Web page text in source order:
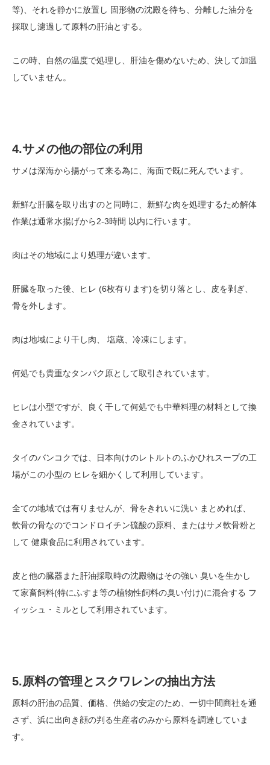
等)、それを静かに放置し 固形物の沈殿を待ち、分離した油分を
採取し濾過して原料の肝油とする。
この時、自然の温度で処理し、肝油を傷めないため、決して加温
していません。
4.サメの他の部位の利用
サメは深海から揚がって来る為に、海面で既に死んでいます。
新鮮な肝臓を取り出すのと同時に、新鮮な肉を処理するため解体
作業は通常水揚げから2-3時間 以内に行います。
肉はその地域により処理が違います。
肝臓を取った後、ヒレ (6枚有ります)を切り落とし、皮を剥ぎ、
骨を外します。
肉は地域により干し肉、 塩蔵、冷凍にします。
何処でも貴重なタンパク原として取引されています。
ヒレは小型ですが、良く干して何処でも中華料理の材料として換
金されています。
タイのバンコクでは、日本向けのレトルトのふかひれスープの工
場がこの小型の ヒレを細かくして利用しています。
全ての地域では有りませんが、骨をきれいに洗い まとめれば、
軟骨の骨なのでコンドロイチン硫酸の原料、またはサメ軟骨粉と
して 健康食品に利用されています。
皮と他の臓器また肝油採取時の沈殿物はその強い 臭いを生かし
て家畜飼料(特にふすま等の植物性飼料の臭い付け)に混合する フ
ィッシュ・ミルとして利用されています。
5.原料の管理とスクワレンの抽出方法
原料の肝油の品質、価格、供給の安定のため、一切中間商社を通
さず、浜に出向き顔の判る生産者のみから原料を調達していま
す。